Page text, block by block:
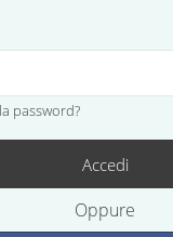
password?
Accedi
Oppure